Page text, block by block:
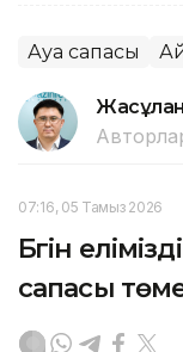
Ауа сапасы
07:16, 05 Тамыз 2026
Бүгін
сапасы